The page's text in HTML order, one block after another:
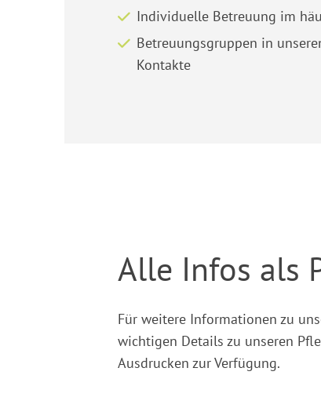
Individuelle Betreuung im
Betreuungsgruppen in
Kontakte
Alle Infos als
Für weitere Informationen zu
wichtigen Details zu unseren
Ausdrucken zur Verfügung.